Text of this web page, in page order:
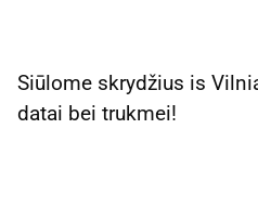
Siūlome skrydžius is
datai bei trukmei!